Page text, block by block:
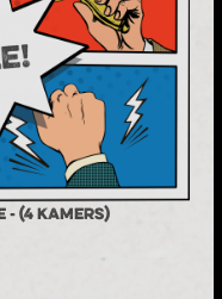
(4 kamers)